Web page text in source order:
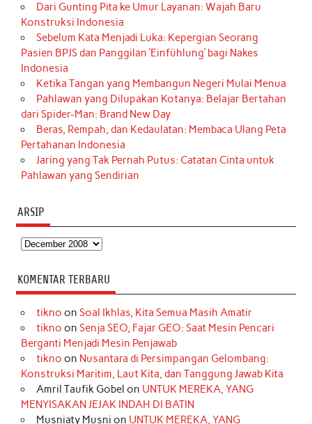
Dari Gunting Pita ke Umur Layanan: Wajah Baru
Konstruksi Indonesia
Sebelum Kata Menjadi Luka: Kepergian Seorang
Pasien BPJS dan Panggilan ‘Einfühlung’ bagi Nakes
Indonesia
Ketika Tangan yang Membangun Negeri Mulai Menua
Pahlawan yang Dilupakan Kotanya: Belajar Bertahan
dari Spider-Man: Brand New Day
Beras, Rempah, dan Kedaulatan: Membaca Ulang Peta
Pertahanan Indonesia
Jaring yang Tak Pernah Putus: Catatan Cinta untuk
Pahlawan yang Sendirian
ARSIP
Arsip
KOMENTAR TERBARU
tikno on Soal Ikhlas, Kita Semua Masih Amatir
tikno on Senja SEO, Fajar GEO: Saat Mesin Pencari
Berganti Menjadi Mesin Penjawab
tikno on Nusantara di Persimpangan Gelombang:
Konstruksi Maritim, Laut Kita, dan Tanggung Jawab Kita
Amril Taufik Gobel on UNTUK MEREKA, YANG
MENYISAKAN JEJAK INDAH DI BATIN
Musniaty Musni on UNTUK MEREKA, YANG